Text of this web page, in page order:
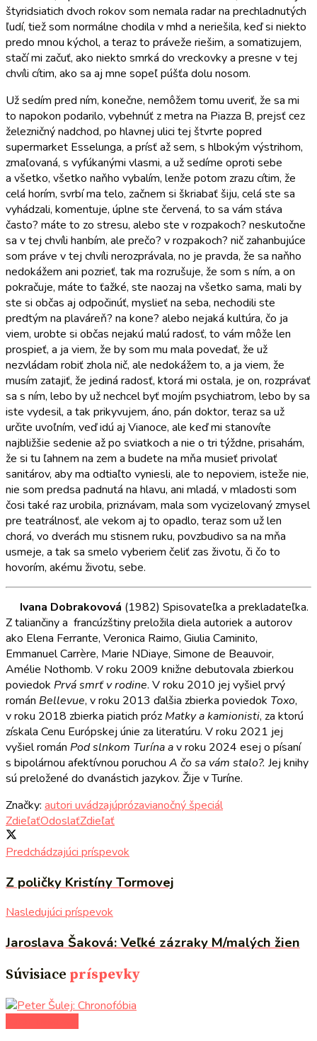
štyridsiatich dvoch rokov som nemala radar na prechladnutých
ľudí, tiež som normálne chodila v mhd a neriešila, keď si niekto
predo mnou kýchol, a teraz to práveže riešim, a somatizujem,
stačí mi začuť, ako niekto smrká do vreckovky a presne v tej
chvíli cítim, ako sa aj mne sopeľ púšťa dolu nosom.
Už sedím pred ním, konečne, nemôžem tomu uveriť, že sa mi
to napokon podarilo, vybehnúť z metra na Piazza B, prejsť cez
železničný nadchod, po hlavnej ulici tej štvrte popred
supermarket Esselunga, a prísť až sem, s hlbokým výstrihom,
zmaľovaná, s vyfúkanými vlasmi, a už sedíme oproti sebe
a všetko, všetko naňho vybalím, lenže potom zrazu cítim, že
celá horím, svrbí ma telo, začnem si škriabať šiju, celá ste sa
vyhádzali, komentuje, úplne ste červená, to sa vám stáva
často? máte to zo stresu, alebo ste v rozpakoch? neskutočne
sa v tej chvíli hanbím, ale prečo? v rozpakoch? nič zahanbujúce
som práve v tej chvíli nerozprávala, no je pravda, že sa naňho
nedokážem ani pozrieť, tak ma rozrušuje, že som s ním, a on
pokračuje, máte to ťažké, ste naozaj na všetko sama, mali by
ste si občas aj odpočinúť, myslieť na seba, nechodili ste
predtým na plaváreň? na kone? alebo nejaká kultúra, čo ja
viem, urobte si občas nejakú malú radosť, to vám môže len
prospieť, a ja viem, že by som mu mala povedať, že už
nezvládam robiť zhola nič, ale nedokážem to, a ja viem, že
musím zatajiť, že jediná radosť, ktorá mi ostala, je on, rozprávať
sa s ním, lebo by už nechcel byť mojím psychiatrom, lebo by sa
iste vydesil, a tak prikyvujem, áno, pán doktor, teraz sa už
určite uvoľním, veď idú aj Vianoce, ale keď mi stanovíte
najbližšie sedenie až po sviatkoch a nie o tri týždne, prisahám,
že si tu ľahnem na zem a budete na mňa musieť privolať
sanitárov, aby ma odtiaľto vyniesli, ale to nepoviem, isteže nie,
nie som predsa padnutá na hlavu, ani mladá, v mladosti som
čosi také raz urobila, priznávam, mala som vycizelovaný zmysel
pre teatrálnosť, ale vekom aj to opadlo, teraz som už len
chorá, vo dverách mu stisnem ruku, povzbudivo sa na mňa
usmeje, a tak sa smelo vyberiem čeliť zas životu, či čo to
hovorím, akému životu, sebe.
Ivana Dobrakovová (1982) Spisovateľka a prekladateľka.
Z taliančiny a francúzštiny preložila diela autoriek a autorov
ako Elena Ferrante, Veronica Raimo, Giulia Caminito,
Emmanuel Carrère, Marie NDiaye, Simone de Beauvoir,
Amélie Nothomb. V roku 2009 knižne debutovala zbierkou
poviedok Prvá smrť v rodine. V roku 2010 jej vyšiel prvý
román Bellevue, v roku 2013 ďalšia zbierka poviedok Toxo,
v roku 2018 zbierka piatich próz Matky a kamionisti, za ktorú
získala Cenu Európskej únie za literatúru. V roku 2021 jej
vyšiel román Pod slnkom Turína av roku 2024 esej o písaní
s bipolárnou afektívnou poruchou A čo sa vám stalo?. Jej knihy
sú preložené do dvanástich jazykov. Žije v Turíne.
Značky: autori uvádzajúprózavianočný špeciál
ZdieľaťOdoslaťZdieľať
Predchádzajúci príspevok
Z poličky Kristíny Tormovej
Nasledujúci príspevok
Jaroslava Šaková: Veľké zázraky M/malých žien
Súvisiace príspevky